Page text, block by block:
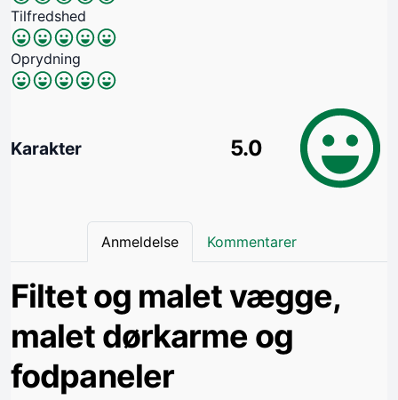
Tilfredshed
Oprydning
Karakter 5.0
Anmeldelse Kommentarer
Filtet og malet vægge,
malet dørkarme og
fodpaneler